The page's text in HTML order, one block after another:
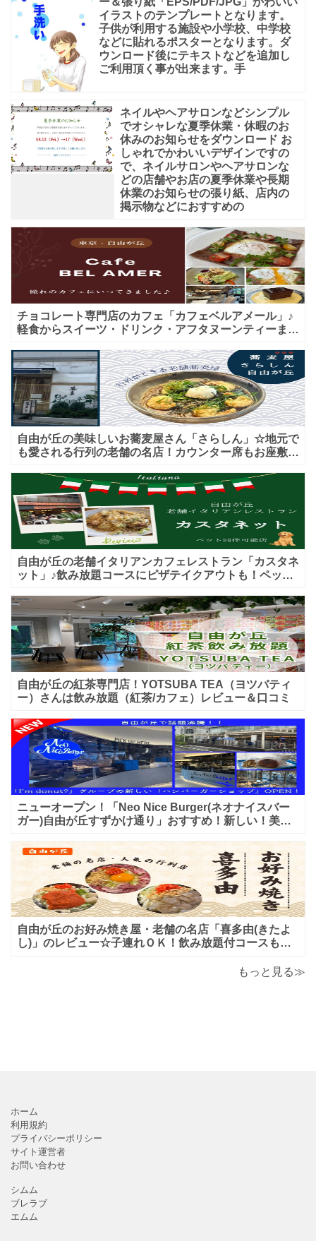
イラストのテンプレートとなります。
子供が利用する施設や小学校、中学校
などに貼れるポスターとなります。ダ
ウンロード後にテキストなどを追加し
ご利用頂く事が出来ます。手
ネイルやヘアサロンなどシンプル
でオシャレな夏季休業・休暇のお
休みのお知らせをダウンロード お
しゃれでかわいいデザインですの
で、ネイルサロンやヘアサロンな
どの店舗やお店の夏季休業や長期
休業のお知らせの張り紙、店内の
掲示物などにおすすめの
チョコレート専門店のカフェ「カフェベルアメール」♪
軽食からスイーツ・ドリンク・アフタヌーンティーまで
自由が丘の美味しいお蕎麦屋さん「さらしん」☆地元で
も愛される行列の老舗の名店！カウンター席もお座敷も
自由が丘の老舗イタリアンカフェレストラン「カスタネ
ット」♪飲み放題コースにピザテイクアウトも！ペット
自由が丘の紅茶専門店！YOTSUBA TEA（ヨツバティ
ー）さんは飲み放題（紅茶/カフェ）レビュー＆口コミ
ニューオープン！「Neo Nice Burger(ネオナイスバー
ガー)自由が丘すずかけ通り」おすすめ！新しい！美味
自由が丘のお好み焼き屋・老舗の名店「喜多由(きたよ
し)」のレビュー☆子連れＯＫ！飲み放題付コースも！
もっと見る≫
ホーム
利用規約
プライバシーポリシー
サイト運営者
お問い合わせ
シムム
ブレラブ
エムム